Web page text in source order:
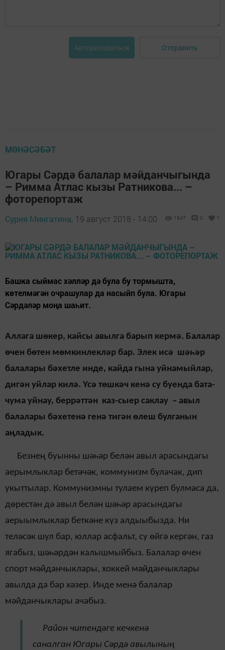
Авторизоваться Отправить
МӨНӘСӘБӘТ
Югары Сәрдә балалар мәйданчыгында
– Римма Атлас кызы Ратникова... –
фоторепортаж
Сурия Мингатина, 19 август 2018 - 14:00 1647 0 1
Башка сыймас хәлләр дә була бу тормышта,
көтелмәгән очрашулар да насыйп була. Югары
Сәрдәләр моңа шаһит.
Аллага шөкер, кайсы авылга барып кермә. Балалар
өчен бөтен мөмкинлекләр бар. Элек исә шәһәр
балалары бәхетле инде, кайда гына уйнамыйлар,
дигән уйлар килә. Үсә төшкәч кенә су буенда бата-
чума уйнау, беррәттән каз-сыер саклау – авыл
балалары бәхетенә генә тигән өлеш булганын
аңладык.
Безнең буынны шәһәр белән авыл арасындагы
аерымлыклар бетәчәк, коммунизм булачак, дип
укыттылар. Коммунизмны тулаем күреп булмаса да,
дөрестән дә авыл белән шәһәр арасындагы
аерыымлыклар беткәне күз алдыыбызда. Ни
теләсәк шул бар, юллар асфальт, су өйгә кергән, газ
ягабыз, шәһәрдән калышмыйбыз. Балалар өчен
спорт мәйданчыклары, хоккей мәйданчыклары
авылда да бар хәзер. Инде менә балалар
мәйданчыклары ачабыз.
Район читендәге кечкенә
саналган Югары Сәрдә авылының